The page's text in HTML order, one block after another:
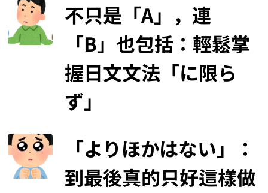
不只是「A」，連
「B」也包括：輕鬆掌
握日文文法「に限ら
ず」
「よりほかはない」：
到最後真的只好這樣做